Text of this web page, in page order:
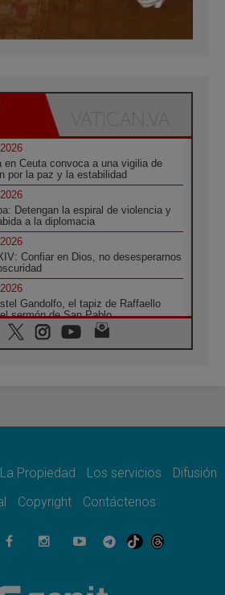
en Ceuta convoca a una vigilia de
por la paz y la estabilidad
Detengan la espiral de violencia y
a la diplomacia
Confiar en Dios, no desesperarnos
Gandolfo, el tapiz de Raffaello
sermón de San Pablo
«la paz no se compra con una
Consejo de Genazzano
el Vicariato Apostólico de Calapán
en diócesis
Los desplazados invisibles de una
La Propiedad Los servicios
Difusión
Copyright Contáctenos